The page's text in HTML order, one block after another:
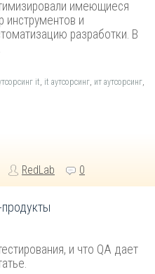
имеющиеся
инструментов и
разработки. В
it, it аутсорсинг, ит аутсорсинг,
RedLab 0
и что QA дает